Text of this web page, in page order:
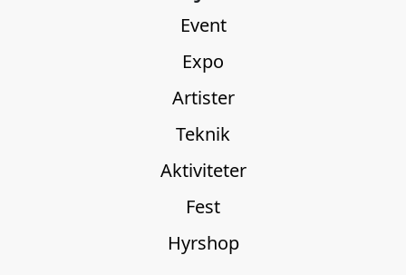
Event
Expo
Artister
Teknik
Aktiviteter
Fest
Hyrshop